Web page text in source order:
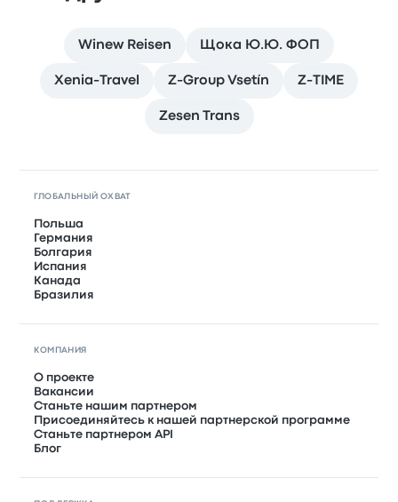
Winew Reisen Щока Ю.Ю. ФОП
Xenia-Travel Z-Group Vsetín Z-TIME
Zesen Trans
ГЛОБАЛЬНЫЙ ОХВАТ
Польша
Германия
Болгария
Испания
Канада
Бразилия
КОМПАНИЯ
О проекте
Вакансии
Станьте нашим партнером
Присоединяйтесь к нашей партнерской программе
Станьте партнером API
Блог